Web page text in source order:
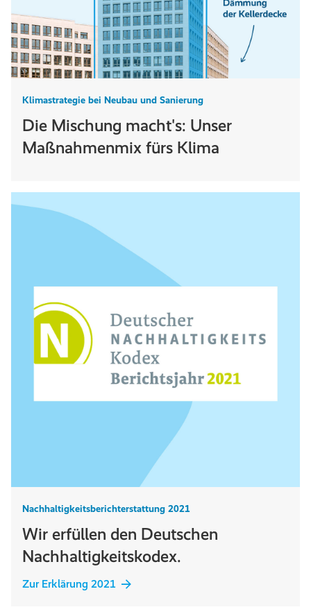
Klimastrategie bei Neubau und Sanierung
Die Mischung macht's: Unser
Maßnahmenmix fürs Klima
Nachhaltigkeitsberichterstattung 2021
Wir erfüllen den Deutschen
Nachhaltigkeitskodex.
Zur Erklärung 2021